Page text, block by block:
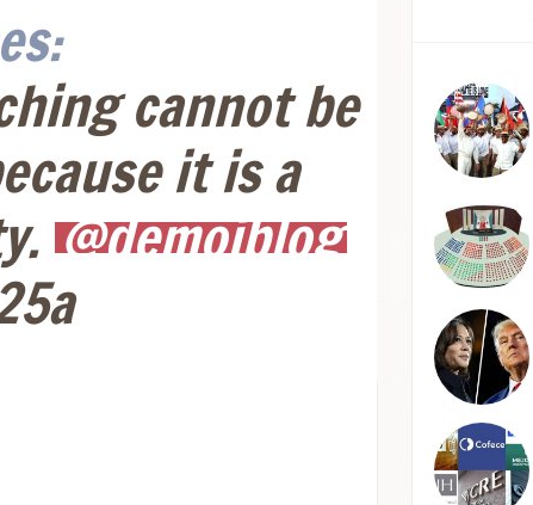
cannot be
it is a
@demoiblog